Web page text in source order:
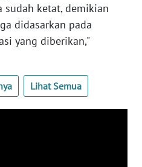
sudah ketat, demikian
didasarkan pada
yang diberikan,"
Lihat Semua